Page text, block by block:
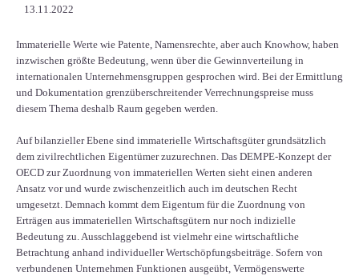
13.11.2022
Immaterielle Werte wie Patente, Namensrechte, aber auch Knowhow, haben
inzwischen größte Bedeutung, wenn über die Gewinnverteilung in
internationalen Unternehmensgruppen gesprochen wird. Bei der Ermittlung
und Dokumentation grenzüberschreitender Verrechnungspreise muss
diesem Thema deshalb Raum gegeben werden.
Auf bilanzieller Ebene sind immaterielle Wirtschaftsgüter grundsätzlich
dem zivilrechtlichen Eigentümer zuzurechnen. Das DEMPE-Konzept der
OECD zur Zuordnung von immateriellen Werten sieht einen anderen
Ansatz vor und wurde zwischenzeitlich auch im deutschen Recht
umgesetzt. Demnach kommt dem Eigentum für die Zuordnung von
Erträgen aus immateriellen Wirtschaftsgütern nur noch indizielle
Bedeutung zu. Ausschlaggebend ist vielmehr eine wirtschaftliche
Betrachtung anhand individueller Wertschöpfungsbeiträge. Sofern von
verbundenen Unternehmen Funktionen ausgeübt, Vermögenswerte